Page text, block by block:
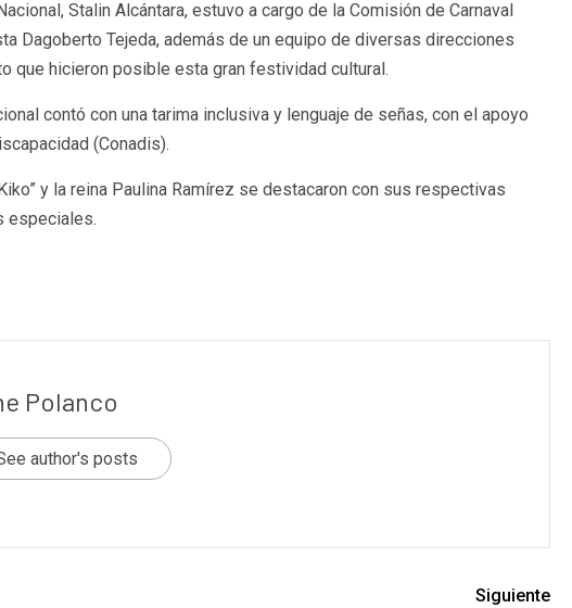
Stalin Alcántara, estuvo a cargo de la Comisión de Carnaval
Dagoberto Tejeda, además de un equipo de diversas direcciones
que hicieron posible esta gran festividad cultural.
contó con una tarima inclusiva y lenguaje de señas, con el apoyo
(Conadis).
y la reina Paulina Ramírez se destacaron con sus respectivas
especiales.
Polanco
author's posts
Siguiente